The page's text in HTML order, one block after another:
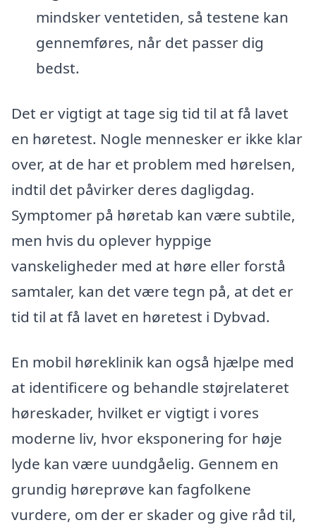
mindsker ventetiden, så testene kan
gennemføres, når det passer dig
bedst.
Det er vigtigt at tage sig tid til at få lavet
en høretest. Nogle mennesker er ikke klar
over, at de har et problem med hørelsen,
indtil det påvirker deres dagligdag.
Symptomer på høretab kan være subtile,
men hvis du oplever hyppige
vanskeligheder med at høre eller forstå
samtaler, kan det være tegn på, at det er
tid til at få lavet en høretest i Dybvad.
En mobil høreklinik kan også hjælpe med
at identificere og behandle støjrelateret
høreskader, hvilket er vigtigt i vores
moderne liv, hvor eksponering for høje
lyde kan være uundgåelig. Gennem en
grundig høreprøve kan fagfolkene
vurdere, om der er skader og give råd til,